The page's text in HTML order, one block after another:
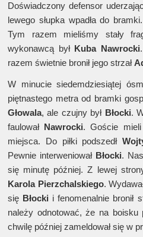
Doświadczony defensor
lewego słupka wpadła do
Tym razem mieliśmy stały
wykonawcą był Kuba Nawrocki
razem świetnie bronił jego strzał
W minucie siedemdziesiątej
piętnastego metra od bramki
Głowala, ale czujny był Błocki.
faulował Nawrocki. Goście
miejsca. Do piłki podszedł
Pewnie interweniował Błocki.
się minutę później. Z lewej
Karola Pierzchalskiego.
się Błocki i fenomenalnie bronił
należy odnotować, że na boisku
chwilę później zameldował się w